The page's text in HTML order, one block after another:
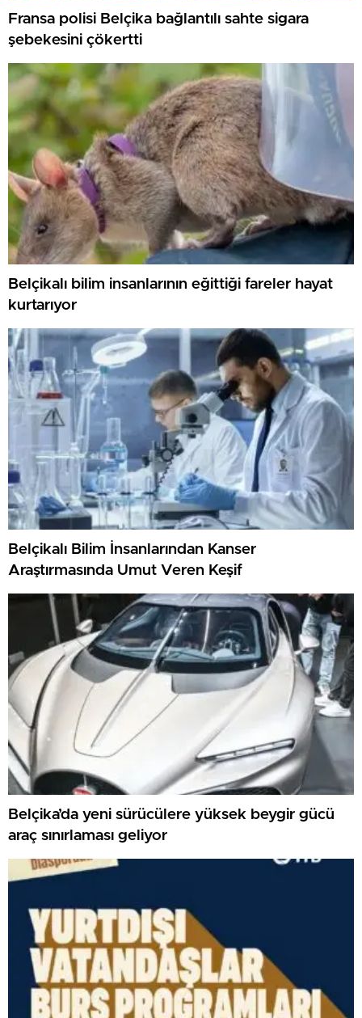
Fransa polisi Belçika bağlantılı sahte sigara
şebekesini çökertti
Belçikalı bilim insanlarının eğittiği fareler hayat
kurtarıyor
Belçikalı Bilim İnsanlarından Kanser
Araştırmasında Umut Veren Keşif
Belçika’da yeni sürücülere yüksek beygir gücü
araç sınırlaması geliyor